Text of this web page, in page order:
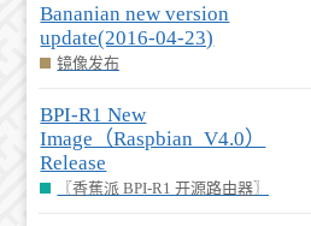
Bananian new version
update(2016-04-23)
镜像发布
BPI-R1 New
Image（Raspbian_V4.0）
Release
〖香蕉派 BPI-R1 开源路由器〗